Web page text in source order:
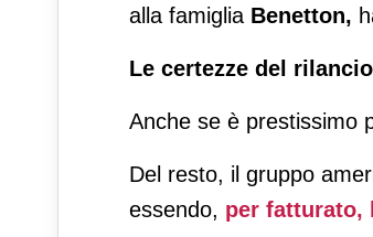
alla famiglia Benetton,
Le certezze del rilancio
Anche se è prestissimo
Del resto, il gruppo
essendo, per fatturato,